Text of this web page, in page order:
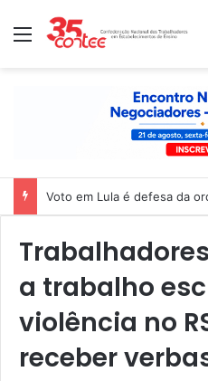
Menu
Voto em Lula é defesa da
a trabalho
violência no
receber